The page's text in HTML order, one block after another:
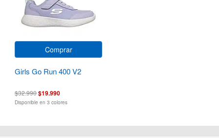
Comprar
Girls Go Run 400 V2
$32.990$19.990
Disponible en 3 colores